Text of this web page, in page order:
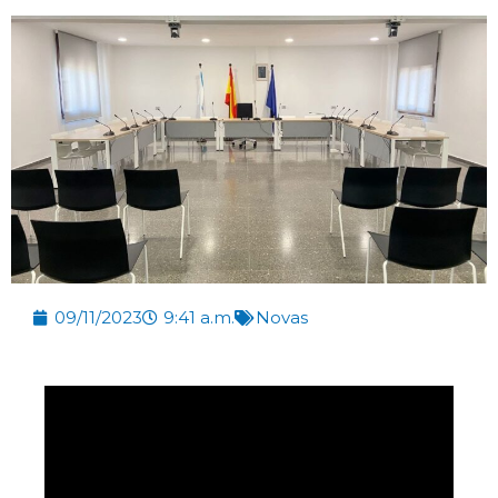
09/11/2023 9:41 a.m. Novas